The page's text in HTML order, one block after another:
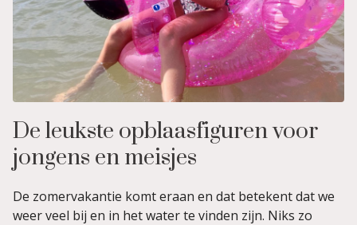
De leukste opblaasfiguren voor
jongens en meisjes
De zomervakantie komt eraan en dat betekent dat we
weer veel bij en in het water te vinden zijn. Niks zo